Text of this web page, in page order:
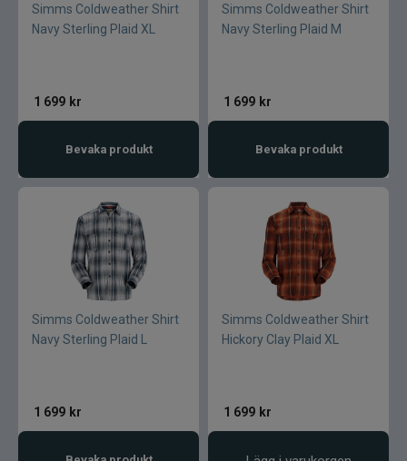
Simms Coldweather Shirt
Navy Sterling Plaid XL
1 699 kr
Bevaka produkt
Simms Coldweather Shirt
Navy Sterling Plaid M
1 699 kr
Bevaka produkt
Simms Coldweather Shirt
Navy Sterling Plaid L
1 699 kr
Simms Coldweather Shirt
Hickory Clay Plaid XL
1 699 kr